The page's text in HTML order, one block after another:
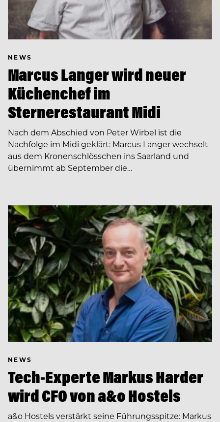
NEWS
Marcus Langer wird neuer
Küchenchef im
Sternerestaurant Midi
Nach dem Abschied von Peter Wirbel ist die
Nachfolge im Midi geklärt: Marcus Langer wechselt
aus dem Kronenschlösschen ins Saarland und
übernimmt ab September die…
NEWS
Tech-Experte Markus Harder
wird CFO von a&o Hostels
a&o Hostels verstärkt seine Führungsspitze: Markus